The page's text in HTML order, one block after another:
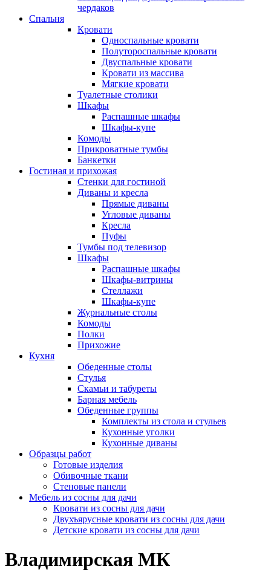
чердаков
Спальня
Кровати
Односпальные кровати
Полутороспальные кровати
Двуспальные кровати
Кровати из массива
Мягкие кровати
Туалетные столики
Шкафы
Распашные шкафы
Шкафы-купе
Комоды
Прикроватные тумбы
Банкетки
Гостиная и прихожая
Стенки для гостиной
Диваны и кресла
Прямые диваны
Угловые диваны
Кресла
Пуфы
Тумбы под телевизор
Шкафы
Распашные шкафы
Шкафы-витрины
Стеллажи
Шкафы-купе
Журнальные столы
Комоды
Полки
Прихожие
Кухня
Обеденные столы
Стулья
Скамьи и табуреты
Барная мебель
Обеденные группы
Комплекты из стола и стульев
Кухонные уголки
Кухонные диваны
Образцы работ
Готовые изделия
Обивочные ткани
Стеновые панели
Мебель из сосны для дачи
Кровати из сосны для дачи
Двухъярусные кровати из сосны для дачи
Детские кровати из сосны для дачи
Владимирская МК